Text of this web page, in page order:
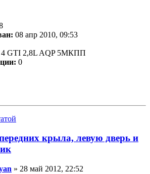
08 апр 2010, 09:53
4 GTI 2,8L AQP 5МКПП
0
крыла, левую дверь и
» 28 май 2012, 22:52